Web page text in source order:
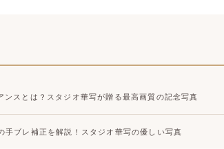
ンスとは？スタジオ華写が贈る最高画質の記念写真
手ブレ補正を解説！スタジオ華写の優しい写真